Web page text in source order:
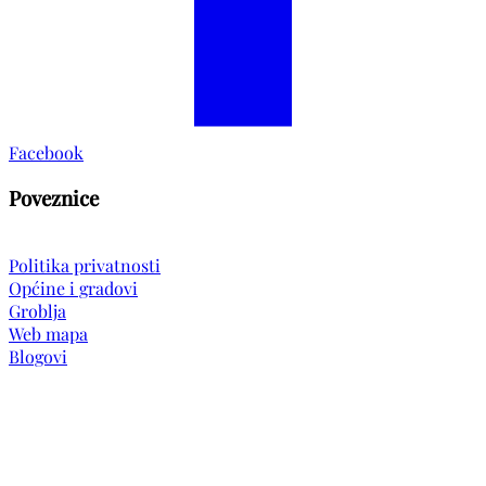
Facebook
Poveznice
Politika privatnosti
Općine i gradovi
Groblja
Web mapa
Blogovi